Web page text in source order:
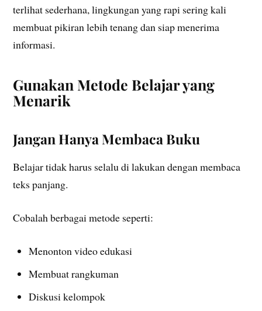
terlihat sederhana, lingkungan yang rapi sering kali
membuat pikiran lebih tenang dan siap menerima
informasi.
Gunakan Metode Belajar yang
Menarik
Jangan Hanya Membaca Buku
Belajar tidak harus selalu di lakukan dengan membaca
teks panjang.
Cobalah berbagai metode seperti:
Menonton video edukasi
Membuat rangkuman
Diskusi kelompok